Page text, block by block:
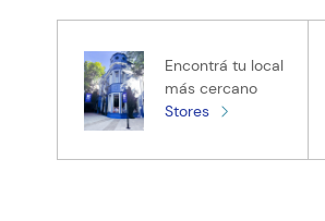
Encontrá tu local
más cercano
Stores